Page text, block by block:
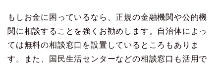
もしお金に困っているなら、正規の金融機関や公的機
関に相談することを強くお勧めします。自治体によっ
ては無料の相談窓口を設置しているところもありま
す。また、国民生活センターなどの相談窓口も活用で